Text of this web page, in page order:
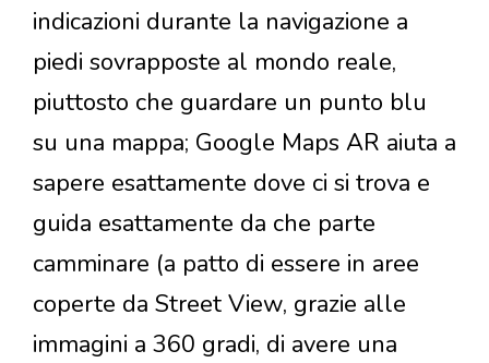
indicazioni durante la navigazione a
piedi sovrapposte al mondo reale,
piuttosto che guardare un punto blu
su una mappa; Google Maps AR aiuta a
sapere esattamente dove ci si trova e
guida esattamente da che parte
camminare (a patto di essere in aree
coperte da Street View, grazie alle
immagini a 360 gradi, di avere una